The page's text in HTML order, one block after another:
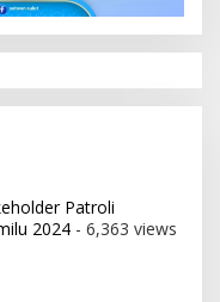
Patroli
2024 - 6,363 views